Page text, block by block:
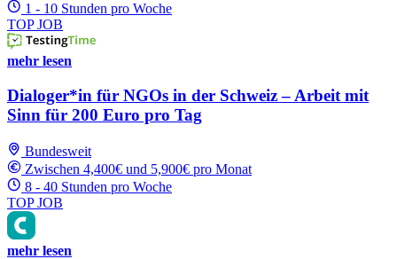
1 - 10 Stunden pro Woche
TOP JOB
mehr lesen
Dialoger*in für NGOs in der Schweiz – Arbeit mit
Sinn für 200 Euro pro Tag
Bundesweit
Zwischen 4,400€ und 5,900€ pro Monat
8 - 40 Stunden pro Woche
TOP JOB
mehr lesen